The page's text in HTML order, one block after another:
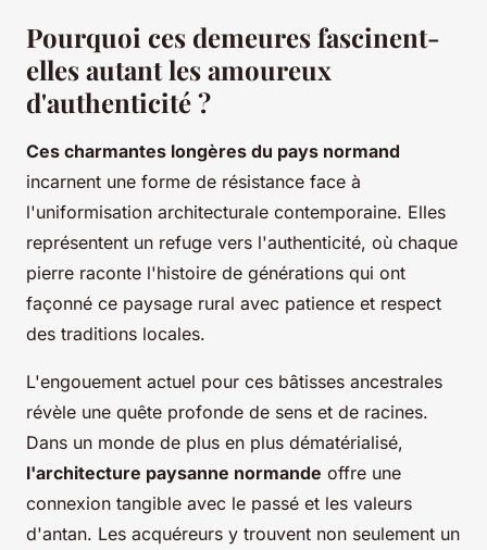
Pourquoi ces demeures fascinent-
elles autant les amoureux
d'authenticité ?
Ces charmantes longères du pays normand
incarnent une forme de résistance face à
l'uniformisation architecturale contemporaine. Elles
représentent un refuge vers l'authenticité, où chaque
pierre raconte l'histoire de générations qui ont
façonné ce paysage rural avec patience et respect
des traditions locales.
L'engouement actuel pour ces bâtisses ancestrales
révèle une quête profonde de sens et de racines.
Dans un monde de plus en plus dématérialisé,
l'architecture paysanne normande offre une
connexion tangible avec le passé et les valeurs
d'antan. Les acquéreurs y trouvent non seulement un